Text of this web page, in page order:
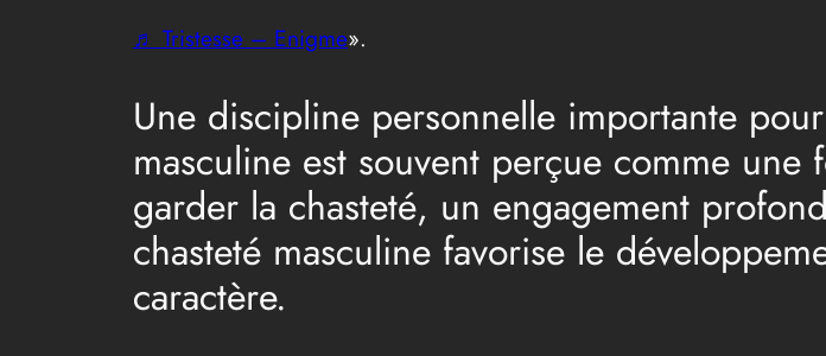
♬ Tristesse – Enigme».
Une discipline personnelle importante
masculine est souvent perçue comme
garder la chasteté, un engagement
chasteté masculine favorise le
caractère.